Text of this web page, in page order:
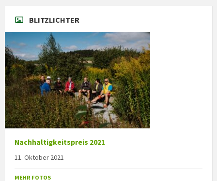
BLITZLICHTER
Nachhaltigkeitspreis 2021
11. Oktober 2021
MEHR FOTOS